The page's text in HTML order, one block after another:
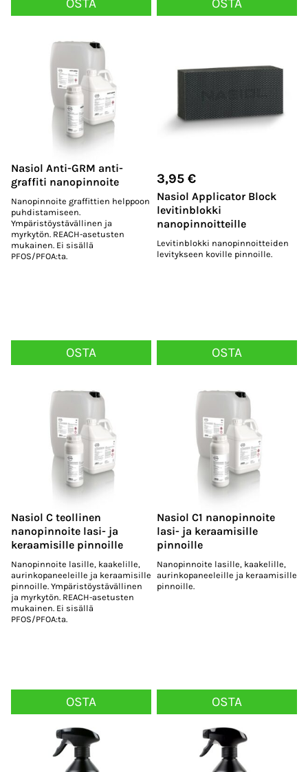
Nasiol Anti-GRM anti-
graffiti nanopinnoite
Nanopinnoite graffittien helppoon
puhdistamiseen.
Ympäristöystävällinen ja
myrkytön. REACH-asetusten
mukainen. Ei sisällä
PFOS/PFOA:ta.
OSTA
3,95 €
Nasiol Applicator Block
levitinblokki
nanopinnoitteille
Levitinblokki nanopinnoitteiden
levitykseen koville pinnoille.
OSTA
Nasiol C teollinen
nanopinnoite lasi- ja
keraamisille pinnoille
Nanopinnoite lasille, kaakelille,
aurinkopaneeleille ja keraamisille
pinnoille. Ympäristöystävällinen
ja myrkytön. REACH-asetusten
mukainen. Ei sisällä
PFOS/PFOA:ta.
OSTA
Nasiol C1 nanopinnoite
lasi- ja keraamisille
pinnoille
Nanopinnoite lasille, kaakelille,
aurinkopaneeleille ja keraamisille
pinnoille.
OSTA